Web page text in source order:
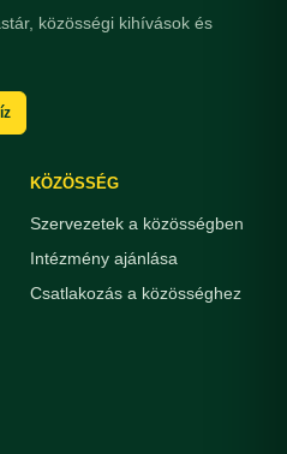
közösségi kihívások és
KÖZÖSSÉG
Szervezetek a közösségben
Intézmény ajánlása
Csatlakozás a közösséghez